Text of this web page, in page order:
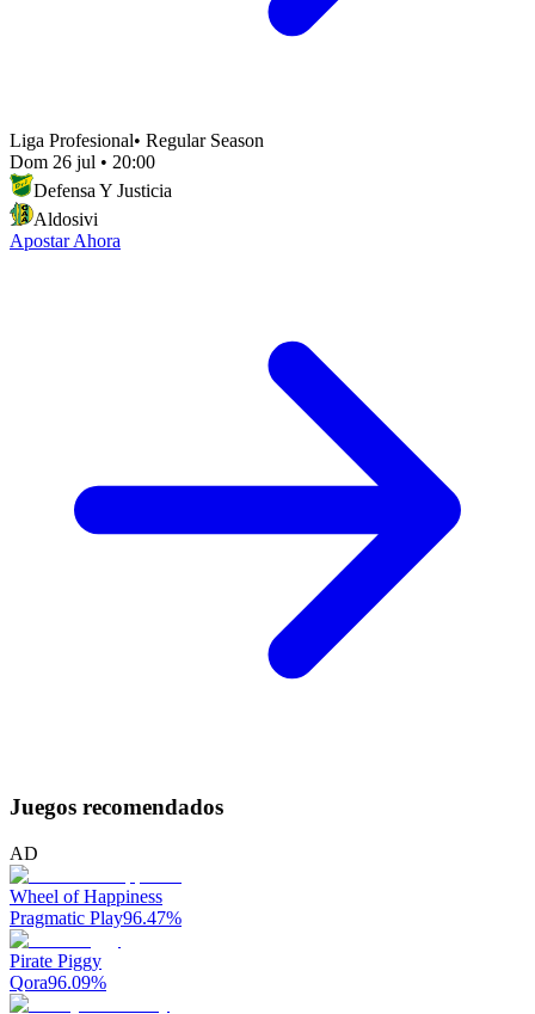
Liga Profesional• Regular Season
Dom 26 jul • 20:00
Defensa Y Justicia
Aldosivi
Apostar Ahora
Juegos recomendados
AD
Wheel of Happiness
Pragmatic Play96.47%
Pirate Piggy
Qora96.09%